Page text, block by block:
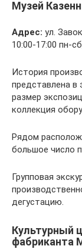
Музей
Адрес: ул.
10:00-17:00 пн-
История
представлена в
размер
коллекция
Рядом
большое число
Групповая
дегустацию.
Культурный
фабриканта